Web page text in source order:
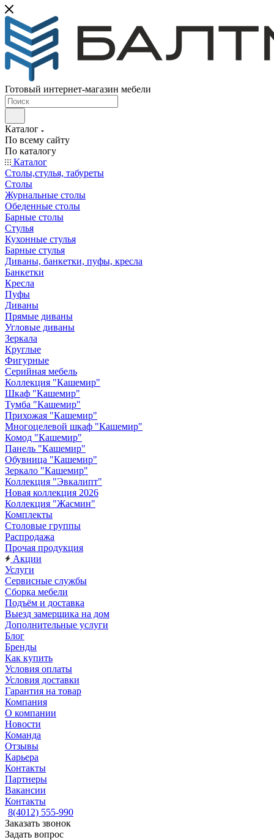
Готовый интернет-магазин мебели
Каталог
По всему сайту
По каталогу
Каталог
Столы,стулья, табуреты
Столы
Журнальные столы
Обеденные столы
Барные столы
Стулья
Кухонные стулья
Барные стулья
Диваны, банкетки, пуфы, кресла
Банкетки
Кресла
Пуфы
Диваны
Прямые диваны
Угловые диваны
Зеркала
Круглые
Фигурные
Серийная мебель
Коллекция "Кашемир"
Шкаф "Кашемир"
Тумба "Кашемир"
Прихожая "Кашемир"
Многоцелевой шкаф "Кашемир"
Комод "Кашемир"
Панель "Кашемир"
Обувница "Кашемир"
Зеркало "Кашемир"
Коллекция "Эвкалипт"
Новая коллекция 2026
Коллекция "Жасмин"
Комплекты
Столовые группы
Распродажа
Прочая продукция
Акции
Услуги
Сервисные службы
Сборка мебели
Подъём и доставка
Выезд замерщика на дом
Дополнительные услуги
Блог
Бренды
Как купить
Условия оплаты
Условия доставки
Гарантия на товар
Компания
О компании
Новости
Команда
Отзывы
Карьера
Контакты
Партнеры
Вакансии
Контакты
8(4012) 555-990
Заказать звонок
Задать вопрос